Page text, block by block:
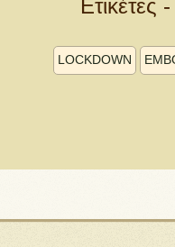
Ετικέτες
LOCKDOWN